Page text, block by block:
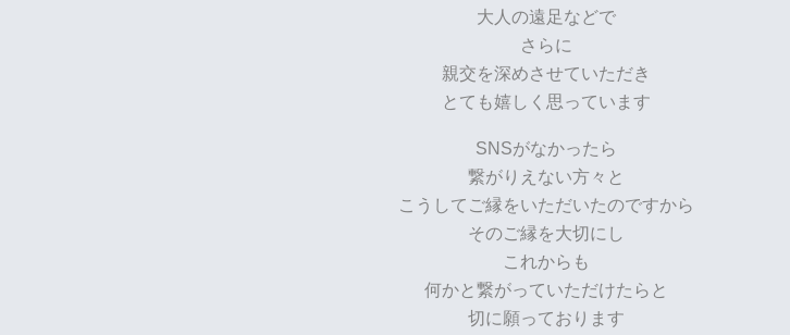
大人の遠足などで
さらに
親交を深めさせていただき
とても嬉しく思っています
SNSがなかったら
繋がりえない方々と
こうしてご縁をいただいたのですから
そのご縁を大切にし
これからも
何かと繋がっていただけたらと
切に願っております